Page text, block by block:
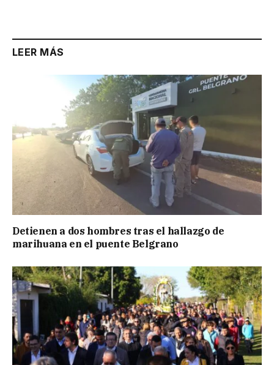
LEER MÁS
Detienen a dos hombres tras el hallazgo de
marihuana en el puente Belgrano